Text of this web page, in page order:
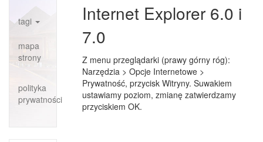
tagi
mapa
strony
polityka
prywatności
Internet Explorer 6.0 i
7.0
Z menu przeglądarki (prawy górny róg):
Narzędzia > Opcje Internetowe >
Prywatność, przycisk Witryny. Suwakiem
ustawiamy poziom, zmianę zatwierdzamy
przyciskiem OK.